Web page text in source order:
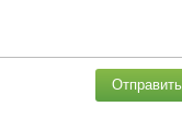
Отправить